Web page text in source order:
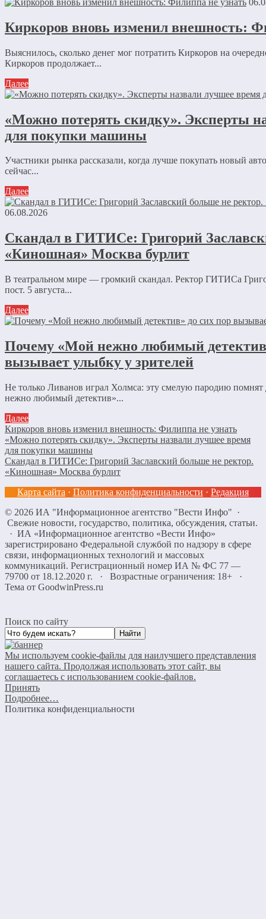
Киркоров вновь изменил внешность:
Выяснилось, сколько денег мог потратить Киркоров на
Киркоров продолжает...
Далее
«Можно потерять скидку». Эксперты
для покупки машины
Участники рынка рассказали, когда лучше покупать новый
сейчас...
Далее
06.08.2026
Скандал в ГИТИСе: Григорий
«Киношная» Москва бурлит
В театральном мире — громкий скандал. Ректор ГИТИСа
пост. 5 августа...
Далее
Почему «Мой нежно любимый
вызывает улыбку у зрителей
Не только Ливанов играл Холмса: эту смелую пародию
нежно любимый детектив»...
Далее
Киркоров вновь изменил внешность: Филиппа не узнать
«Можно потерять скидку». Эксперты назвали лучшее время
для покупки машины
Скандал в ГИТИСе: Григорий Заславский больше не ректор.
«Киношная» Москва бурлит
Карта сайта · Политика конфиденциальности · Редакция
© 2026 ИА "Информационное агентство "Вести Инфо" ·
Свежие новости, государство, политика, обсуждения, статьи.
· ИА «Информационное агентство «Вести Инфо»
зарегистрировано Федеральной службой по надзору в сфере
связи, информационных технологий и массовых
коммуникаций. Регистрационный номер ИА № ФС 77 —
79700 от 18.12.2020 г. · Возрастные ограничения: 18+
·
Тема от GoodwinPress.ru
Поиск по сайту
Мы используем cookie-файлы для наилучшего представления
нашего сайта. Продолжая использовать этот сайт, вы
соглашаетесь с использованием cookie-файлов.
Принять
Подробнее…
Политика конфиденциальности